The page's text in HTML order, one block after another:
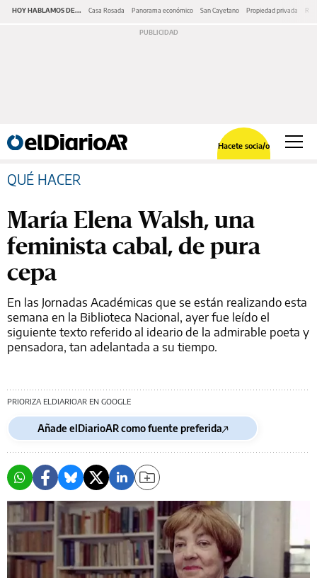
HOY HABLAMOS DE... Casa Rosada Panorama económico San Cayetano Propiedad privada
Hacete socia/o
QUÉ HACER
María Elena Walsh, una
feminista cabal, de pura
cepa
En las Jornadas Académicas que se están realizando esta
semana en la Biblioteca Nacional, ayer fue leído el
siguiente texto referido al ideario de la admirable poeta y
pensadora, tan adelantada a su tiempo.
PRIORIZA ELDIARIOAR EN GOOGLE
Añade elDiarioAR como fuente preferida